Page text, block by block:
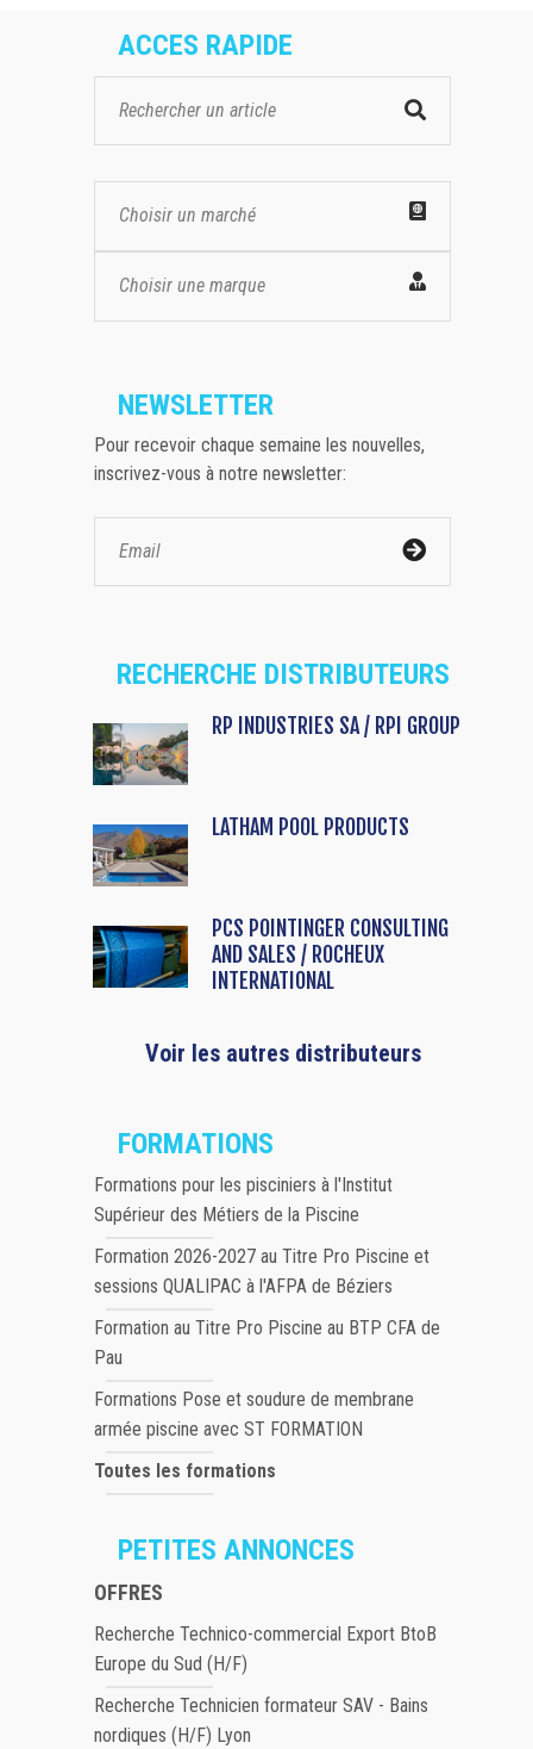
ACCES RAPIDE
Choisir un marché
Choisir une marque
NEWSLETTER
Pour recevoir chaque semaine les nouvelles,
inscrivez-vous à notre newsletter:
RECHERCHE DISTRIBUTEURS
RP INDUSTRIES SA / RPI GROUP
LATHAM POOL PRODUCTS
PCS POINTINGER CONSULTING
AND SALES / ROCHEUX
INTERNATIONAL
Voir les autres distributeurs
FORMATIONS
Formations pour les pisciniers à l'Institut
Supérieur des Métiers de la Piscine
Formation 2026-2027 au Titre Pro Piscine et
sessions QUALIPAC à l'AFPA de Béziers
Formation au Titre Pro Piscine au BTP CFA de
Pau
Formations Pose et soudure de membrane
armée piscine avec ST FORMATION
Toutes les formations
PETITES ANNONCES
OFFRES
Recherche Technico-commercial Export BtoB
Europe du Sud (H/F)
Recherche Technicien formateur SAV - Bains
nordiques (H/F) Lyon